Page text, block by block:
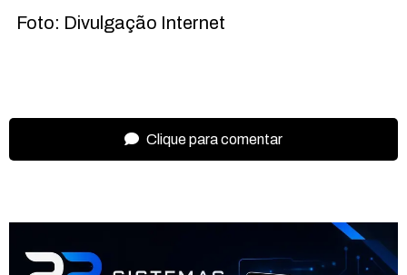
Foto: Divulgação Internet
Clique para comentar